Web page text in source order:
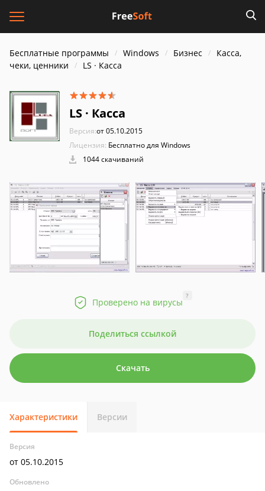
Бесплатные программы Windows Бизнес
Касса,
чеки, ценники
LS · Касса
LS · Касса
Версия:от 05.10.2015
Лицензия: Бесплатно для Windows
1044 скачиваний
Проверено на вирусы
?
Поделиться ссылкой
Скачать
Характеристики Версии
Версия
от 05.10.2015
Обновлено